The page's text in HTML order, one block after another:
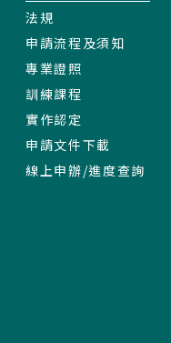
法規
申請流程及須知
專業證照
訓練課程
實作認定
申請文件下載
線上申辦/進度查詢